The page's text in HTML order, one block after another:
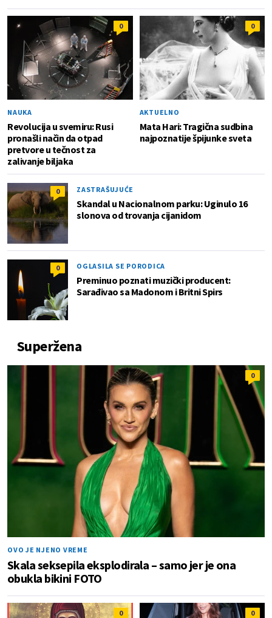
0
NAUKA
Revolucija u svemiru: Rusi
pronašli način da otpad
pretvore u tečnost za
zalivanje biljaka
0
AKTUELNO
Mata Hari: Tragična sudbina
najpoznatije špijunke sveta
0 ZASTRAŠUJUĆE
Skandal u Nacionalnom parku: Uginulo 16
slonova od trovanja cijanidom
0 OGLASILA SE PORODICA
Preminuo poznati muzički producent:
Sarađivao sa Madonom i Britni Spirs
Superžena
0
OVO JE NJENO VREME
Skala seksepila eksplodirala – samo jer je ona
obukla bikini FOTO
0 0